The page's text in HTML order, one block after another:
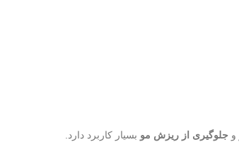
و جلوگیری از ریزش مو بسیار کاربرد دارد.